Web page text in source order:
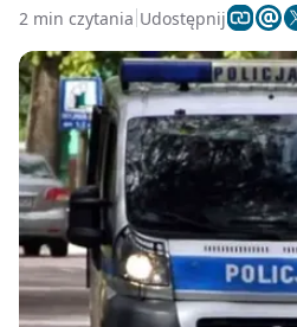
2 min czytania Udostępnij